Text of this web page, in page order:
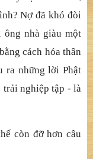
Nợ đã khó đòi
ông nhà giàu một
cách hóa thân
ra những lời Phật
trải nghiệp tập - là
còn đỡ hơn câu